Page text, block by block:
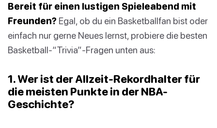
Bereit für einen lustigen Spieleabend mit
Freunden? Egal, ob du ein Basketballfan bist oder
einfach nur gerne Neues lernst, probiere die besten
Basketball-“Trivia”-Fragen unten aus:
1. Wer ist der Allzeit-Rekordhalter für
die meisten Punkte in der NBA-
Geschichte?